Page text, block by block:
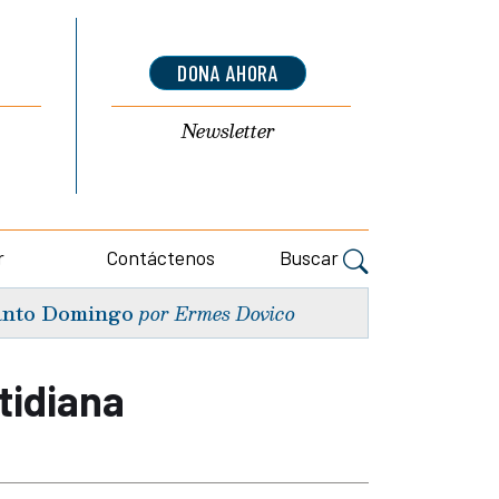
DONA AHORA
Newsletter
Contáctenos Buscar
Domingo por Ermes Dovico